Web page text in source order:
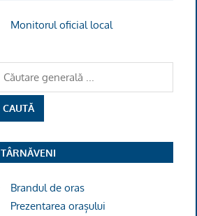
Monitorul oficial local
TÂRNĂVENI
Brandul de oras
Prezentarea orașului